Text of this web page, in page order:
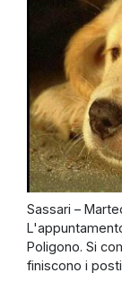
Sassari –
Poligono. Si
finiscono i